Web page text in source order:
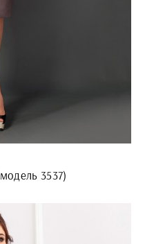
3537)